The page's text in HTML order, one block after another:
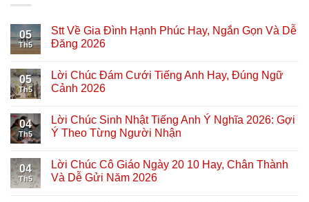
05
Th5
Stt Về Gia Đình Hạnh Phúc Hay, Ngắn Gọn Và Dễ
Đăng 2026
05
Th5
Lời Chúc Đám Cưới Tiếng Anh Hay, Đúng Ngữ
Cảnh 2026
04
Th5
Lời Chúc Sinh Nhật Tiếng Anh Ý Nghĩa 2026: Gợi
Ý Theo Từng Người Nhận
04
Th5
Lời Chúc Cô Giáo Ngày 20 10 Hay, Chân Thành
Và Dễ Gửi Năm 2026